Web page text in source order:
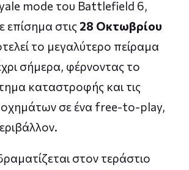
mode του Battlefield 6,
στις 28 Οκτωβρίου
το μεγαλύτερο πείραμα
σήμερα, φέρνοντας το
καταστροφής και τις
οχημάτων σε ένα free-to-play,
στον τεράστιο